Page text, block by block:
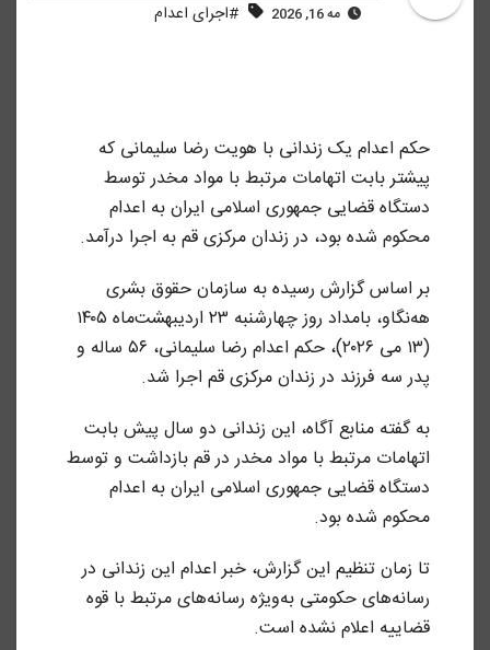
مه 16, 2026 #اجرای اعدام
حکم اعدام یک زندانی با هویت رضا سلیمانی که
پیشتر بابت اتهامات مرتبط با مواد مخدر توسط
دستگاه قضایی جمهوری اسلامی ایران به اعدام
محکوم شده بود، در زندان مرکزی قم به اجرا درآمد.
بر اساس گزارش رسیده به سازمان حقوق بشری
هه‌نگاو، بامداد روز چهارشنبه ۲۳ اردیبهشت‌ماه ۱۴۰۵
(۱۳ می ۲۰۲۶)، حکم اعدام رضا سلیمانی، ۵۶ ساله و
پدر سه فرزند در زندان مرکزی قم اجرا شد.
به گفته منابع آگاه، این زندانی دو سال پیش بابت
اتهامات مرتبط با مواد مخدر در قم بازداشت و توسط
دستگاه قضایی جمهوری اسلامی ایران به اعدام
محکوم شده بود.
تا زمان تنظیم این گزارش، خبر اعدام این زندانی در
رسانه‌های حکومتی به‌ویژه رسانه‌های مرتبط با قوه
قضاییه اعلام نشده است.